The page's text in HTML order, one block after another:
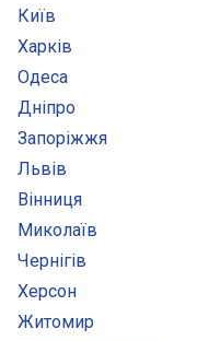
Київ
Харків
Одеса
Дніпро
Запоріжжя
Львів
Вінниця
Миколаїв
Чернігів
Херсон
Житомир